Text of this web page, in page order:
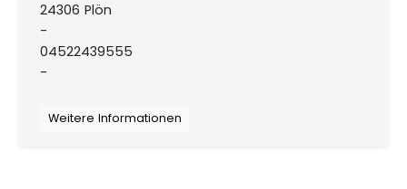
24306 Plön
-
04522439555
-
Weitere Informationen